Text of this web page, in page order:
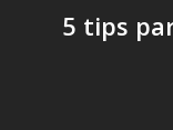
5 tips